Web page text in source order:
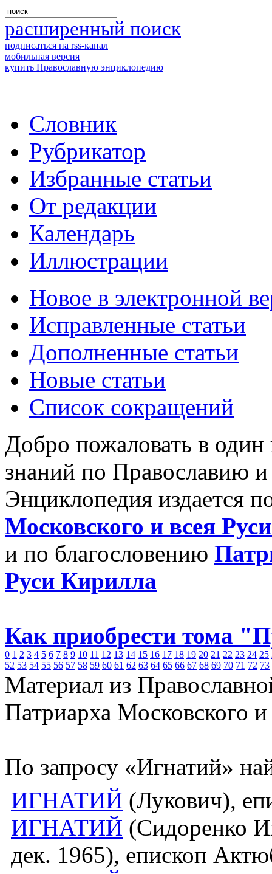
расширенный поиск
подписаться на rss-канал
мобильная версия
купить Православную энциклопедию
Словник
Рубрикатор
Избранные статьи
От редакции
Календарь
Иллюстрации
Новое в электронной
Исправленные статьи
Дополненные статьи
Новые статьи
Список сокращений
Добро пожаловать в
знаний по Православию
Энциклопедия издается
Московского и всея
и по благословению
Руси Кирилла
Как приобрести тома
0 1 2 3 4 5 6 7 8 9 10 11 12 13 14 15 16 17 18 19 20 21 22 23 24 25
52 53 54 55 56 57 58 59 60 61 62 63 64 65 66 67 68 69 70 71 72 73
Материал из
Патриарха Московского
По запросу «Игнатий»
ИГНАТИЙ (Лукович),
ИГНАТИЙ (Сидоренко
дек. 1965), епископ